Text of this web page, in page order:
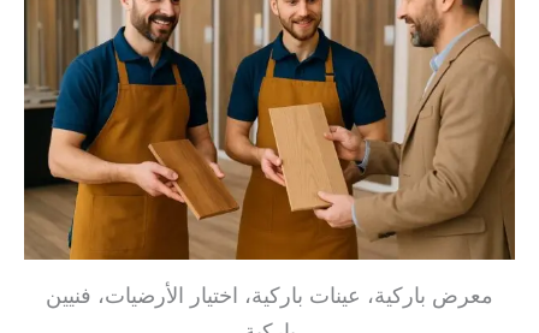
معرض باركية، عينات باركية، اختيار الأرضيات، فنيين